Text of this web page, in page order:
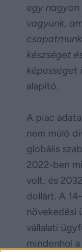
egy
vagyunk,
készséget
képességet
alapító.
A piac
nem múló
globális
2022-ben
volt, és
dollárt. A
növekedési
vállalati
mindenhol